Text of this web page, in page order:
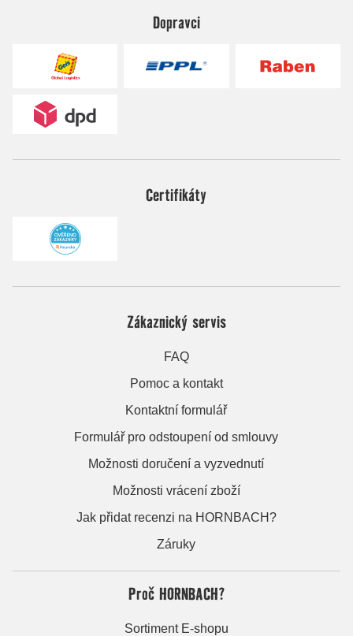
Dopravci
Certifikáty
Zákaznický servis
FAQ
Pomoc a kontakt
Kontaktní formulář
Formulář pro odstoupení od smlouvy
Možnosti doručení a vyzvednutí
Možnosti vrácení zboží
Jak přidat recenzi na HORNBACH?
Záruky
Proč HORNBACH?
Sortiment E-shopu